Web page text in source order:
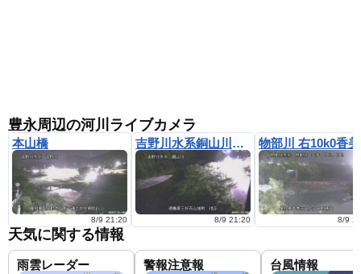
豊永周辺の河川ライブカメラ
本山橋
8/9 21:20
吉野川水系銅山川 徳島県三好市山城町 信正
8/9 21:20 8/9
天気に関する情報
雨雲レーダー 警報注意報 台風情報